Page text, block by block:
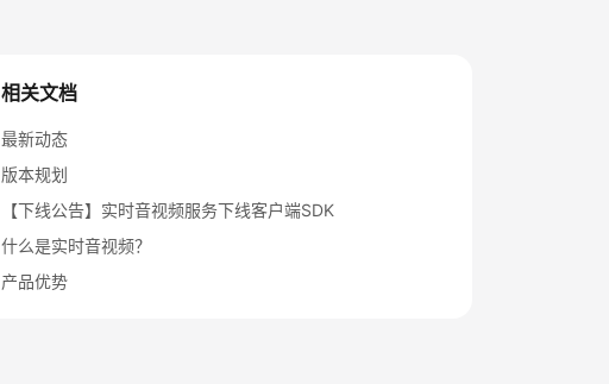
相关文档
最新动态
版本规划
【下线公告】实时音视频服务下线客户端SDK
什么是实时音视频？
产品优势